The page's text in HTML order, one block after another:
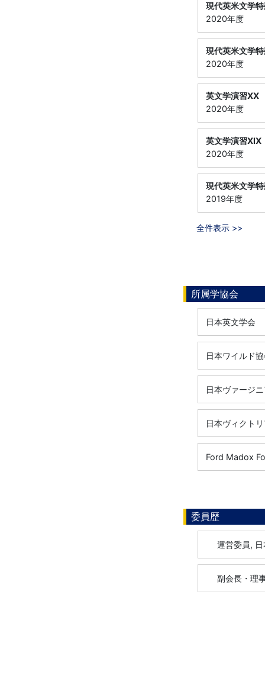
現代英米文学
2020年度
現代英米文学
2020年度
英文学演習ⅩⅩ
2020年度
英文学演習ⅩⅨ
2020年度
現代英米文学
2019年度
全件表示 >>
所属学協会
日本英文学会
日本ワイルド
日本ヴァージ
日本ヴィクト
Ford Madox
委員歴
運営委員,
副会長・理